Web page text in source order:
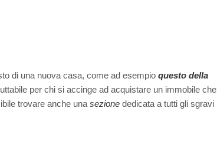
di una nuova casa, come ad esempio questo della
per chi si accinge ad acquistare un immobile che
trovare anche una sezione dedicata a tutti gli sgravi